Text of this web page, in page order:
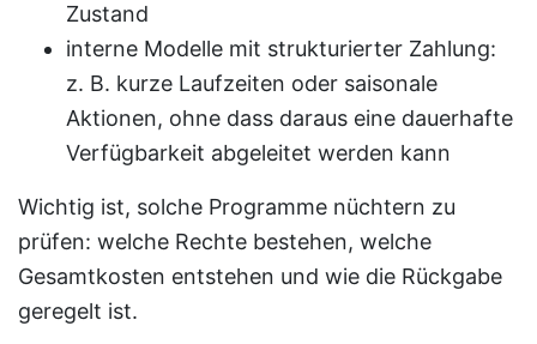
Zustand
interne Modelle mit strukturierter Zahlung:
z. B. kurze Laufzeiten oder saisonale
Aktionen, ohne dass daraus eine dauerhafte
Verfügbarkeit abgeleitet werden kann
Wichtig ist, solche Programme nüchtern zu
prüfen: welche Rechte bestehen, welche
Gesamtkosten entstehen und wie die Rückgabe
geregelt ist.